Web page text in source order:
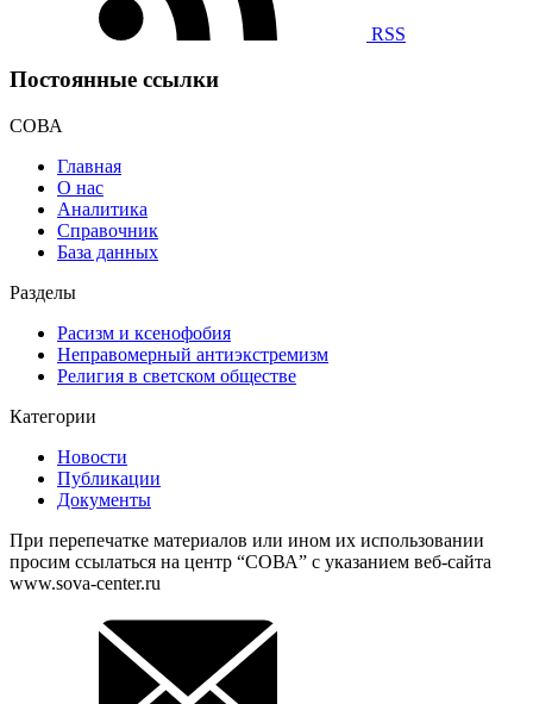
RSS
Постоянные ссылки
СОВА
Главная
О нас
Аналитика
Справочник
База данных
Разделы
Расизм и ксенофобия
Неправомерный антиэкстремизм
Религия в светском обществе
Категории
Новости
Публикации
Документы
При перепечатке материалов или ином их использовании
просим ссылаться на центр “СОВА” с указанием веб-сайта
www.sova-center.ru